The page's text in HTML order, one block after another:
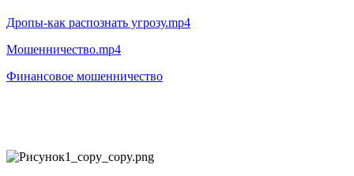
Дропы-как распознать угрозу.mp4
Мошенничество.mp4
Финансовое мошенничество